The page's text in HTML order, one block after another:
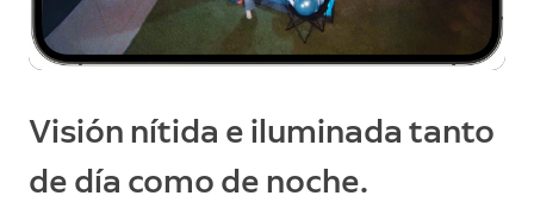
Visión nítida e iluminada tanto
de día como de noche.